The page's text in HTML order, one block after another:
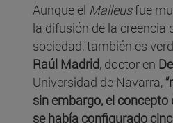
Aunque el Malleusfue
la difusión de la creencia
sociedad, también es
Raúl Madrid, doctor en
Universidad de Navarra,
sin embargo, el concepto
se había configurado